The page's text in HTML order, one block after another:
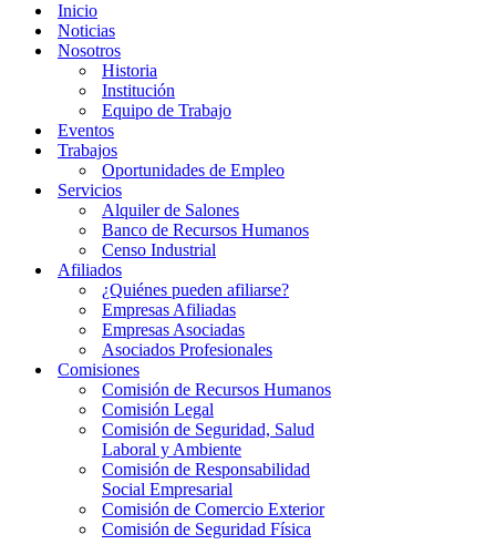
Inicio
Noticias
Nosotros
Historia
Institución
Equipo de Trabajo
Eventos
Trabajos
Oportunidades de Empleo
Servicios
Alquiler de Salones
Banco de Recursos Humanos
Censo Industrial
Afiliados
¿Quiénes pueden afiliarse?
Empresas Afiliadas
Empresas Asociadas
Asociados Profesionales
Comisiones
Comisión de Recursos Humanos
Comisión Legal
Comisión de Seguridad, Salud
Laboral y Ambiente
Comisión de Responsabilidad
Social Empresarial
Comisión de Comercio Exterior
Comisión de Seguridad Física